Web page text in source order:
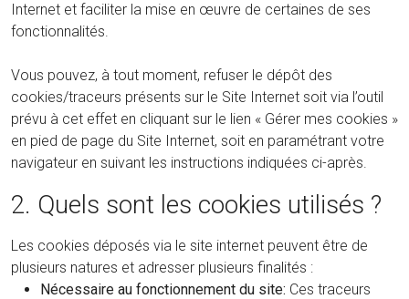
Internet et faciliter la mise en œuvre de certaines de ses
fonctionnalités.
Vous pouvez, à tout moment, refuser le dépôt des
cookies/traceurs présents sur le Site Internet soit via l’outil
prévu à cet effet en cliquant sur le lien « Gérer mes cookies »
en pied de page du Site Internet, soit en paramétrant votre
navigateur en suivant les instructions indiquées ci-après.
2. Quels sont les cookies utilisés ?
Les cookies déposés via le site internet peuvent être de
plusieurs natures et adresser plusieurs finalités :
Nécessaire au fonctionnement du site: Ces traceurs